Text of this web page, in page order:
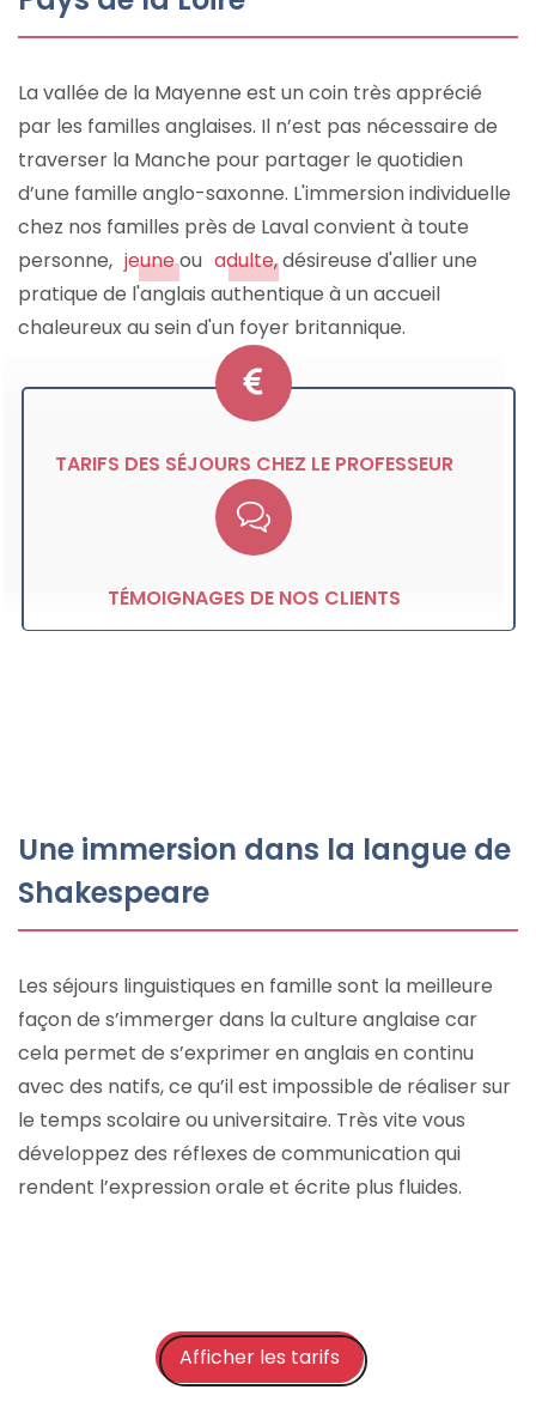
La vallée de la Mayenne est un coin très apprécié
par les familles anglaises. Il n’est pas nécessaire de
traverser la Manche pour partager le quotidien
d’une famille anglo-saxonne. L'immersion individuelle
chez nos familles près de Laval convient à toute
personne, jeuneou adulte, désireuse d'allier une
pratique de l'anglais authentique à un accueil
chaleureux au sein d'un foyer britannique.
TARIFS DES SÉJOURS CHEZ LE PROFESSEUR
TÉMOIGNAGES DE NOS CLIENTS
Une immersion dans la langue de
Shakespeare
Les séjours linguistiques en famille sont la meilleure
façon de s’immerger dans la culture anglaise car
cela permet de s’exprimer en anglais en continu
avec des natifs, ce qu’il est impossible de réaliser sur
le temps scolaire ou universitaire. Très vite vous
développez des réflexes de communication qui
rendent l’expression orale et écrite plus fluides.
Afficher les tarifs